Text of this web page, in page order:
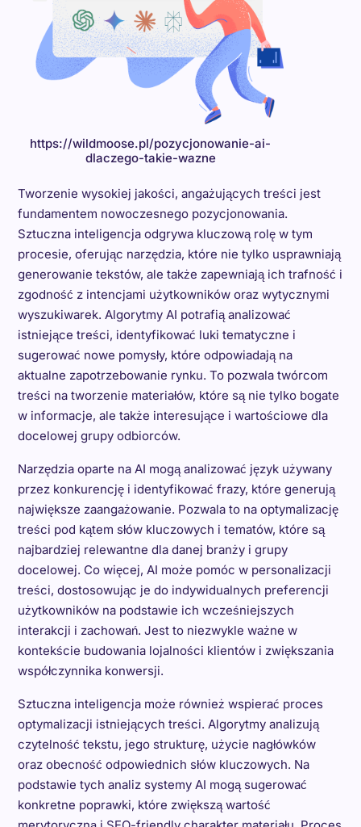
https://wildmoose.pl/pozycjonowanie-ai-
dlaczego-takie-wazne
Tworzenie wysokiej jakości, angażujących treści jest
fundamentem nowoczesnego pozycjonowania.
Sztuczna inteligencja odgrywa kluczową rolę w tym
procesie, oferując narzędzia, które nie tylko usprawniają
generowanie tekstów, ale także zapewniają ich trafność i
zgodność z intencjami użytkowników oraz wytycznymi
wyszukiwarek. Algorytmy AI potrafią analizować
istniejące treści, identyfikować luki tematyczne i
sugerować nowe pomysły, które odpowiadają na
aktualne zapotrzebowanie rynku. To pozwala twórcom
treści na tworzenie materiałów, które są nie tylko bogate
w informacje, ale także interesujące i wartościowe dla
docelowej grupy odbiorców.
Narzędzia oparte na AI mogą analizować język używany
przez konkurencję i identyfikować frazy, które generują
największe zaangażowanie. Pozwala to na optymalizację
treści pod kątem słów kluczowych i tematów, które są
najbardziej relewantne dla danej branży i grupy
docelowej. Co więcej, AI może pomóc w personalizacji
treści, dostosowując je do indywidualnych preferencji
użytkowników na podstawie ich wcześniejszych
interakcji i zachowań. Jest to niezwykle ważne w
kontekście budowania lojalności klientów i zwiększania
współczynnika konwersji.
Sztuczna inteligencja może również wspierać proces
optymalizacji istniejących treści. Algorytmy analizują
czytelność tekstu, jego strukturę, użycie nagłówków
oraz obecność odpowiednich słów kluczowych. Na
podstawie tych analiz systemy AI mogą sugerować
konkretne poprawki, które zwiększą wartość